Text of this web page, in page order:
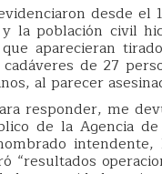
desde el
la población civil
aparecieran
de 27
al parecer
responder, me
de la Agencia
intendente,